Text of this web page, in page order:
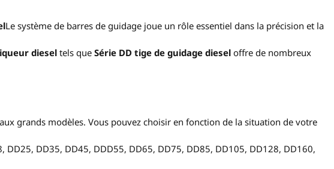
Le système de barres de guidage joue un rôle essentiel dans la précision et la
diesel tels que Série DD tige de guidage diesel offre de nombreux
grands modèles. Vous pouvez choisir en fonction de la situation de votre
DD25, DD35, DD45, DDD55, DD65, DD75, DD85, DD105, DD128, DD160,